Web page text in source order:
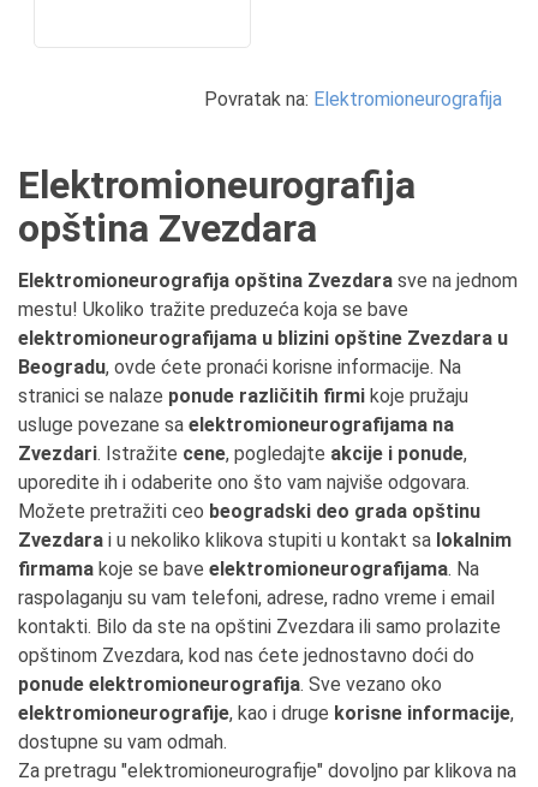
Povratak na: Elektromioneurografija
Elektromioneurografija
opština Zvezdara
Elektromioneurografija opština Zvezdara sve na jednom
mestu! Ukoliko tražite preduzeća koja se bave
elektromioneurografijama u blizini opštine Zvezdara u
Beogradu, ovde ćete pronaći korisne informacije. Na
stranici se nalaze ponude različitih firmi koje pružaju
usluge povezane sa elektromioneurografijama na
Zvezdari. Istražite cene, pogledajte akcije i ponude,
uporedite ih i odaberite ono što vam najviše odgovara.
Možete pretražiti ceo beogradski deo grada opštinu
Zvezdara i u nekoliko klikova stupiti u kontakt sa lokalnim
firmama koje se bave elektromioneurografijama. Na
raspolaganju su vam telefoni, adrese, radno vreme i email
kontakti. Bilo da ste na opštini Zvezdara ili samo prolazite
opštinom Zvezdara, kod nas ćete jednostavno doći do
ponude elektromioneurografija. Sve vezano oko
elektromioneurografije, kao i druge korisne informacije,
dostupne su vam odmah.
Za pretragu "elektromioneurografije" dovoljno par klikova na